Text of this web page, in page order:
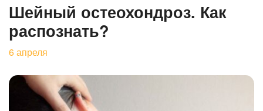
Шейный остеохондроз. Как
распознать?
6апреля